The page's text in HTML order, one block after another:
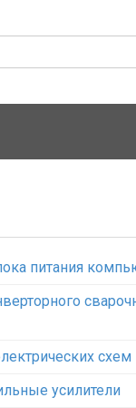
питания
схем
усилители